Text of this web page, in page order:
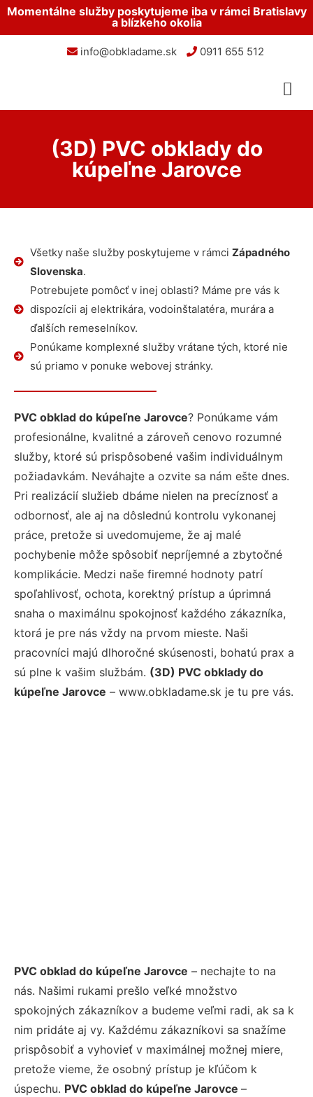
Momentálne služby poskytujeme iba v rámci Bratislavy
a blízkeho okolia
info@obkladame.sk 0911 655 512
(3D) PVC obklady do
kúpeľne Jarovce
Všetky naše služby poskytujeme v rámci Západného
Slovenska.
Potrebujete pomôcť v inej oblasti? Máme pre vás k
dispozícii aj elektrikára, vodoinštalatéra, murára a
ďalších remeselníkov.
Ponúkame komplexné služby vrátane tých, ktoré nie
sú priamo v ponuke webovej stránky.
PVC obklad do kúpeľne Jarovce? Ponúkame vám
profesionálne, kvalitné a zároveň cenovo rozumné
služby, ktoré sú prispôsobené vašim individuálnym
požiadavkám. Neváhajte a ozvite sa nám ešte dnes.
Pri realizácií služieb dbáme nielen na precíznosť a
odbornosť, ale aj na dôslednú kontrolu vykonanej
práce, pretože si uvedomujeme, že aj malé
pochybenie môže spôsobiť nepríjemné a zbytočné
komplikácie. Medzi naše firemné hodnoty patrí
spoľahlivosť, ochota, korektný prístup a úprimná
snaha o maximálnu spokojnosť každého zákazníka,
ktorá je pre nás vždy na prvom mieste. Naši
pracovníci majú dlhoročné skúsenosti, bohatú prax a
sú plne k vašim službám. (3D) PVC obklady do
kúpeľne Jarovce – www.obkladame.sk je tu pre vás.
PVC obklad do kúpeľne Jarovce – nechajte to na
nás. Našimi rukami prešlo veľké množstvo
spokojných zákazníkov a budeme veľmi radi, ak sa k
nim pridáte aj vy. Každému zákazníkovi sa snažíme
prispôsobiť a vyhovieť v maximálnej možnej miere,
pretože vieme, že osobný prístup je kľúčom k
úspechu. PVC obklad do kúpeľne Jarovce –